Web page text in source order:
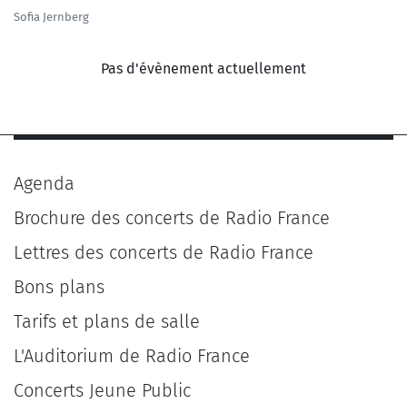
Sofia Jernberg
Pas d'évènement actuellement
Agenda
Brochure des concerts de Radio France
Lettres des concerts de Radio France
Bons plans
Tarifs et plans de salle
L'Auditorium de Radio France
Concerts Jeune Public